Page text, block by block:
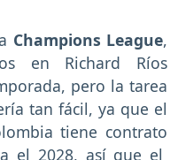
Champions League,
en Richard Ríos
pero la tarea
tan fácil, ya que el
tiene contrato
el 2028, así que el